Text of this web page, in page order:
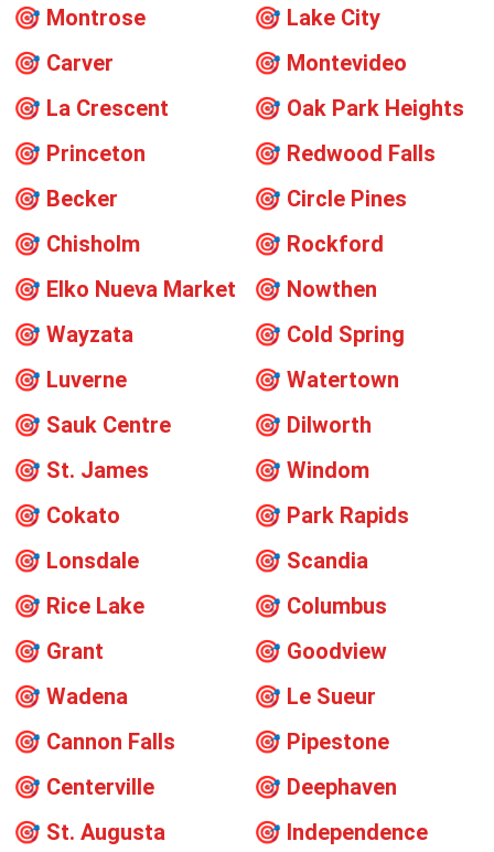
🎯 Montrose 🎯 Lake City
🎯 Carver 🎯 Montevideo
🎯 La Crescent 🎯 Oak Park Heights
🎯 Princeton 🎯 Redwood Falls
🎯 Becker 🎯 Circle Pines
🎯 Chisholm 🎯 Rockford
🎯 Elko Nueva Market 🎯 Nowthen
🎯 Wayzata 🎯 Cold Spring
🎯 Luverne 🎯 Watertown
🎯 Sauk Centre 🎯 Dilworth
🎯 St. James 🎯 Windom
🎯 Cokato 🎯 Park Rapids
🎯 Lonsdale 🎯 Scandia
🎯 Rice Lake 🎯 Columbus
🎯 Grant 🎯 Goodview
🎯 Wadena 🎯 Le Sueur
🎯 Cannon Falls 🎯 Pipestone
🎯 Centerville 🎯 Deephaven
🎯 St. Augusta 🎯 Independence